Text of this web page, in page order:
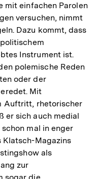
mit einfachen Parolen
versuchen, nimmt
Dazu kommt, dass
Instrument ist.
polemische Reden
oder der
Mit
Auftritt, rhetorischer
er sich auch medial
mal in enger
Klatsch-Magazins
als
zur